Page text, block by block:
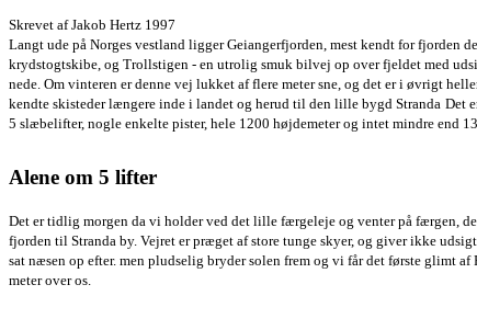
Skrevet af Jakob Hertz 1997
Langt ude på Norges vestland ligger Geiangerfjorden, mest kendt for fjorden
krydstogtskibe, og Trollstigen - en utrolig smuk bilvej op over fjeldet med
nede. Om vinteren er denne vej lukket af flere meter sne, og det er i øvrigt
kendte skisteder længere inde i landet og herud til den lille bygd Stranda Det
5 slæbelifter, nogle enkelte pister, hele 1200 højdemeter og intet mindre end
Alene om 5 lifter
Det er tidlig morgen da vi holder ved det lille færgeleje og venter på færgen,
fjorden til Stranda by. Vejret er præget af store tunge skyer, og giver ikke
sat næsen op efter. men pludselig bryder solen frem og vi får det første glimt
meter over os.